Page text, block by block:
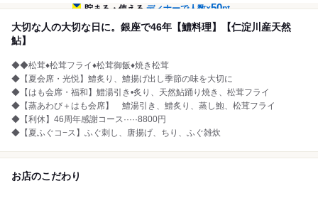
貯まる・使えるディナーで人数×50pt
大切な人の大切な日に。銀座で46年【鱧料理】【仁淀川産天然
鮎】
◆◆松茸♦松茸フライ♦松茸御飯♦焼き松茸
◆【夏会席・光悦】鱧炙り、鱧揚げ出し季節の味を大切に
◆【はも会席・福和】鱧湯引き•炙り、天然鮎踊り焼き、松茸フライ
◆【蒸あわび＋はも会席】 鱧湯引き、鱧炙り、蒸し鮑、松茸フライ
◆【利休】46周年感謝コース·····8800円
◆【夏ふぐコ−ス】ふぐ刺し、唐揚げ、ちり、ふぐ雑炊
お店のこだわり